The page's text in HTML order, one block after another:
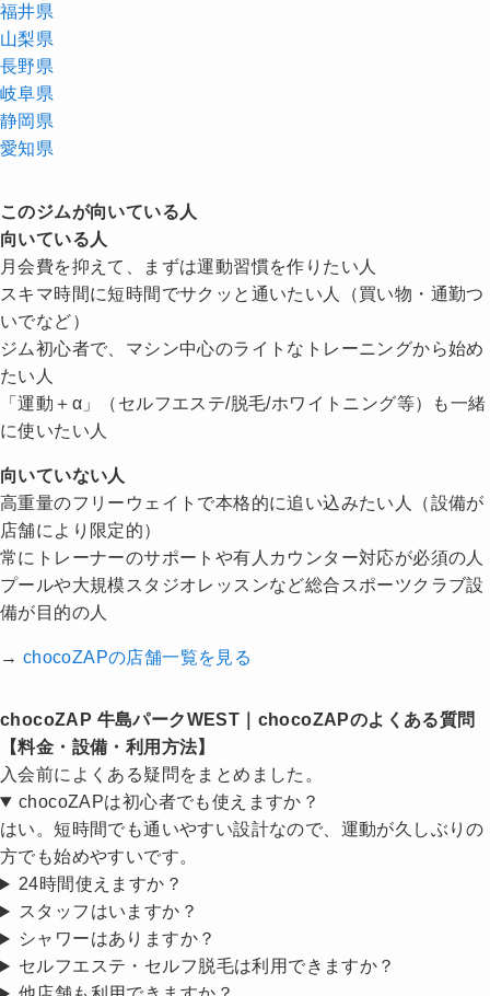
福井県
山梨県
長野県
岐阜県
静岡県
愛知県
このジムが向いている人
向いている人
月会費を抑えて、まずは運動習慣を作りたい人
スキマ時間に短時間でサクッと通いたい人（買い物・通勤つ
いでなど）
ジム初心者で、マシン中心のライトなトレーニングから始め
たい人
「運動＋α」（セルフエステ/脱毛/ホワイトニング等）も一緒
に使いたい人
向いていない人
高重量のフリーウェイトで本格的に追い込みたい人（設備が
店舗により限定的）
常にトレーナーのサポートや有人カウンター対応が必須の人
プールや大規模スタジオレッスンなど総合スポーツクラブ設
備が目的の人
→ chocoZAPの店舗一覧を見る
chocoZAP 牛島パークWEST｜chocoZAPのよくある質問
【料金・設備・利用方法】
入会前によくある疑問をまとめました。
chocoZAPは初心者でも使えますか？
はい。短時間でも通いやすい設計なので、運動が久しぶりの
方でも始めやすいです。
24時間使えますか？
スタッフはいますか？
シャワーはありますか？
セルフエステ・セルフ脱毛は利用できますか？